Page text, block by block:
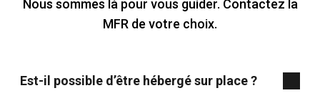
Nous sommes là pour vous guider. Contactez la
MFR de votre choix.
Est-il possible d’être hébergé sur place ?